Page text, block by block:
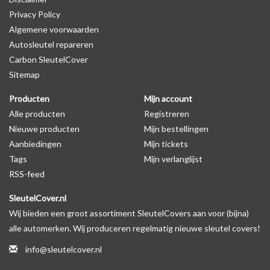
Levering
Voor 16:00 besteld = Dezelfde dag verzonden
Verzending naar België: 1/3 werkdagen
Merk: SleutelCover
Geschikt voor: Ford
Gewicht: 20g
Materiaal: Siliconen
Geschikt voor o.a. de volgende modellen:
* Afhankelijk van het bouwjaar
* Controleer
altijd alsnog eerst uw model sleutel met het
Privacy Policy
Algemene voorwaarden
Autosleutel repareren
Carbon SleutelCover
Sitemap
Producten
Alle producten
Nieuwe producten
Aanbiedingen
Tags
RSS-feed
Mijn account
Registreren
Mijn bestellingen
Mijn tickets
Mijn verlanglijst
SleutelCover.nl
Wij bieden een groot assortiment SleutelCovers aan voor (bijna)
alle automerken. Wij produceren regelmatig nieuwe sleutel covers!
info@sleutelcover.nl